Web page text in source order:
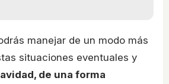
manejar de un modo más
situaciones eventuales y
de una forma